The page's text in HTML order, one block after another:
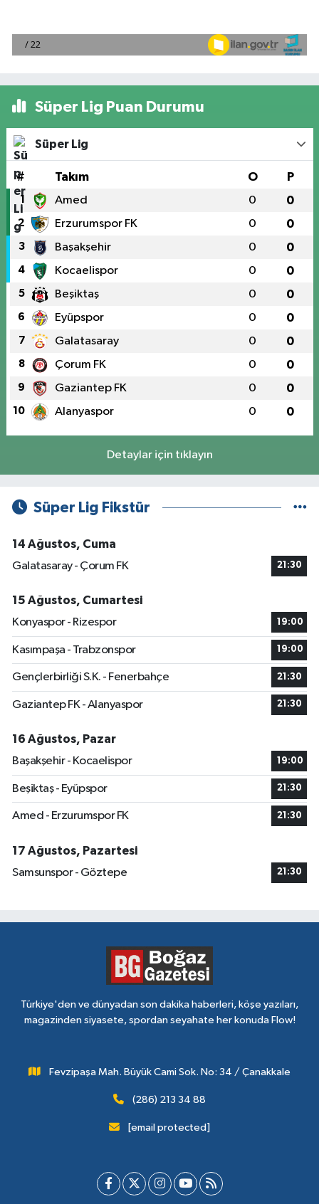
Süper Lig Puan Durumu
Süper Lig
# Takım O P
1 Amed 0 0
2 Erzurumspor FK 0 0
3 Başakşehir 0 0
4 Kocaelispor 0 0
5 Beşiktaş 0 0
6 Eyüpspor 0 0
7 Galatasaray 0 0
8 Çorum FK 0 0
9 Gaziantep FK 0 0
10 Alanyaspor 0 0
Detaylar için tıklayın
Süper Lig Fikstür
14 Ağustos, Cuma
Galatasaray - Çorum FK
21:30
15 Ağustos, Cumartesi
Konyaspor - Rizespor
19:00
Kasımpaşa - Trabzonspor 19:00
Gençlerbirliği S.K. - Fenerbahçe 21:30
Gaziantep FK - Alanyaspor 21:30
16 Ağustos, Pazar
Başakşehir - Kocaelispor
19:00
Beşiktaş - Eyüpspor 21:30
Amed - Erzurumspor FK 21:30
17 Ağustos, Pazartesi
Samsunspor - Göztepe
21:30
Türkiye'den ve dünyadan son dakika haberleri, köşe yazıları,
magazinden siyasete, spordan seyahate her konuda Flow!
Fevzipaşa Mah. Büyük Cami Sok. No: 34 / Çanakkale
(286) 213 34 88
[email protected]